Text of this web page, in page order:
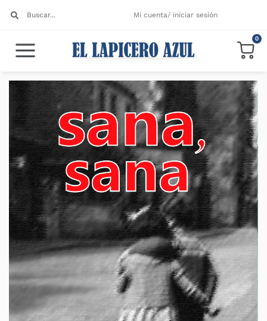
Mi cuenta/ iniciar sesión
0